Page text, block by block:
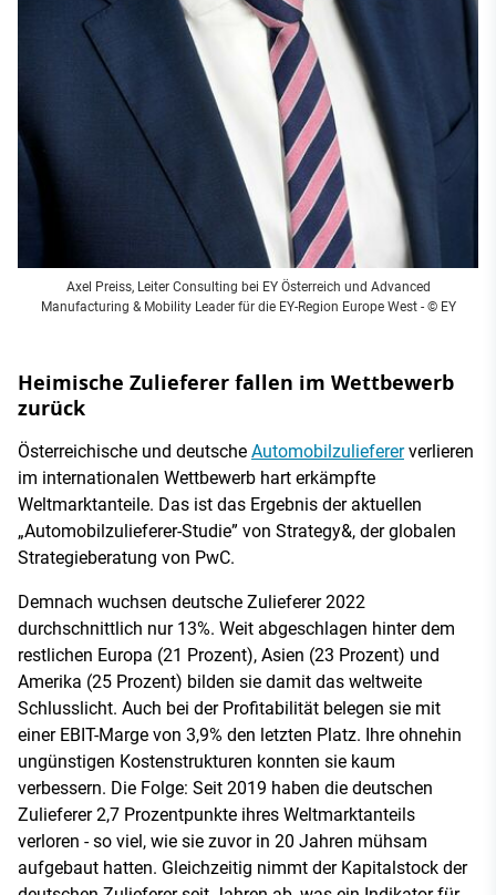
Axel Preiss, Leiter Consulting bei EY Österreich und Advanced
Manufacturing & Mobility Leader für die EY-Region Europe West - © EY
Heimische Zulieferer fallen im Wettbewerb
zurück
Österreichische und deutsche Automobilzuliefererverlieren
im internationalen Wettbewerb hart erkämpfte
Weltmarktanteile. Das ist das Ergebnis der aktuellen
„Automobilzulieferer-Studie” von Strategy&, der globalen
Strategieberatung von PwC.
Demnach wuchsen deutsche Zulieferer 2022
durchschnittlich nur 13%. Weit abgeschlagen hinter dem
restlichen Europa (21 Prozent), Asien (23 Prozent) und
Amerika (25 Prozent) bilden sie damit das weltweite
Schlusslicht. Auch bei der Profitabilität belegen sie mit
einer EBIT-Marge von 3,9% den letzten Platz. Ihre ohnehin
ungünstigen Kostenstrukturen konnten sie kaum
verbessern. Die Folge: Seit 2019 haben die deutschen
Zulieferer 2,7 Prozentpunkte ihres Weltmarktanteils
verloren - so viel, wie sie zuvor in 20 Jahren mühsam
aufgebaut hatten. Gleichzeitig nimmt der Kapitalstock der